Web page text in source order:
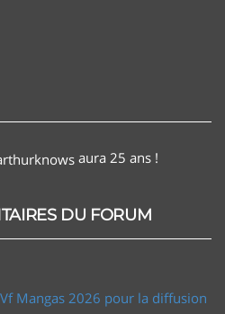
aura 25 ans !
DU FORUM
Mangas 2026 pour la diffusion